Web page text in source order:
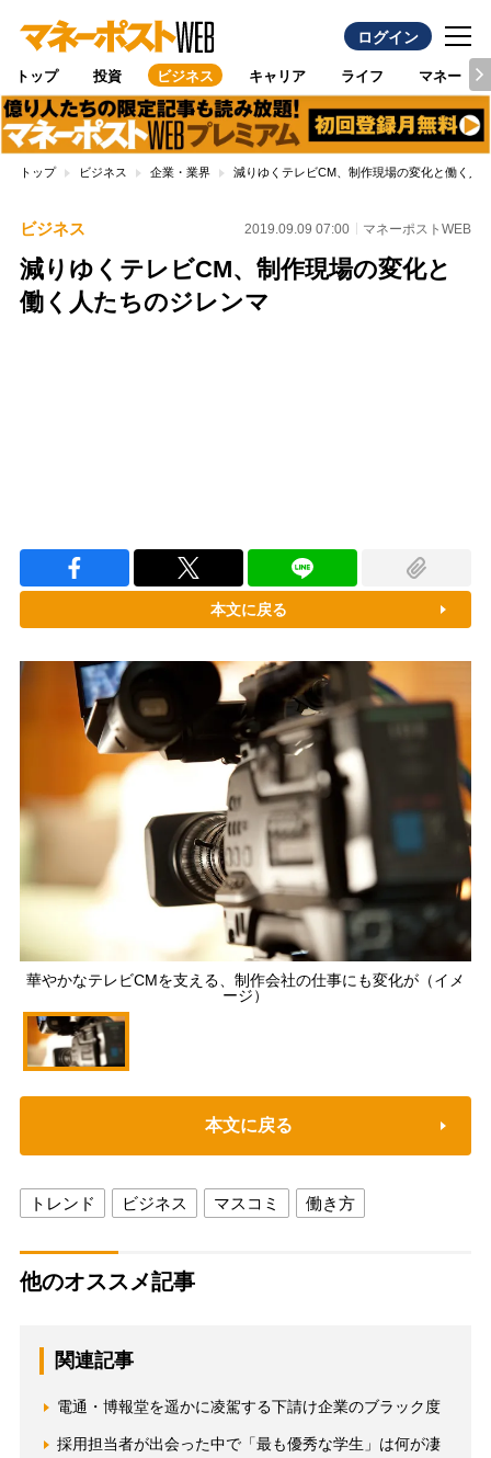
ログイン
トップ 投資 ビジネス キャリア ライフ マネー
トップ ビジネス 企業・業界 減りゆくテレビCM、制作現場の変化と働く人
ビジネス 2019.09.09 07:00 マネーポストWEB
減りゆくテレビCM、制作現場の変化と
働く人たちのジレンマ
本文に戻る
華やかなテレビCMを支える、制作会社の仕事にも変化が（イメ
ージ）
本文に戻る
トレンド ビジネス マスコミ 働き方
他のオススメ記事
関連記事
電通・博報堂を遥かに凌駕する下請け企業のブラック度
採用担当者が出会った中で「最も優秀な学生」は何が凄